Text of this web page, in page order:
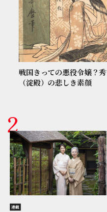
戦国きっての悪役令嬢？
（淀殿）の悲しき素顔
連載